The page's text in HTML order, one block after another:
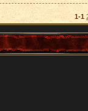
1-1